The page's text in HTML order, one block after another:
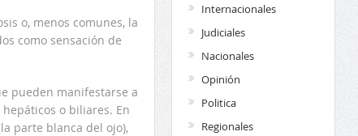
o, menos comunes, la
como sensación de
pueden manifestarse a
o biliares. En
parte blanca del ojo),
Internacionales
Judiciales
Nacionales
Opinión
Politica
Regionales